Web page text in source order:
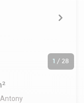
1 / 28